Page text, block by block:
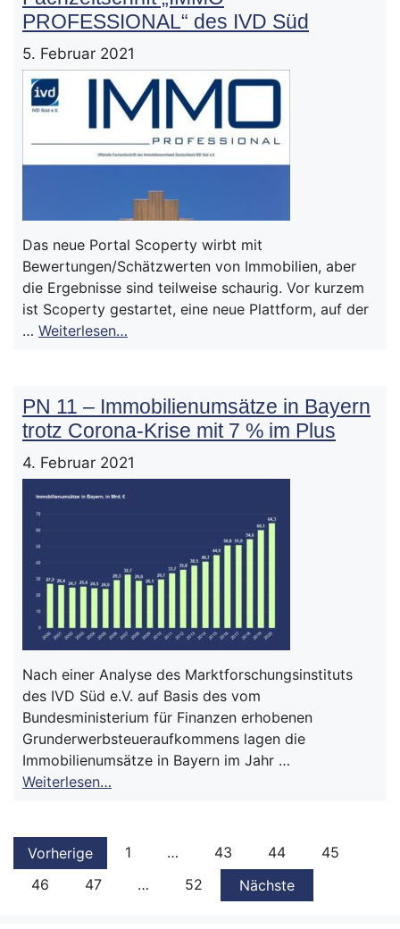
PROFESSIONAL“ des IVD Süd
5. Februar 2021
Das neue Portal Scoperty wirbt mit
Bewertungen/Schätzwerten von Immobilien, aber
die Ergebnisse sind teilweise schaurig. Vor kurzem
ist Scoperty gestartet, eine neue Plattform, auf der
… Weiterlesen…
PN 11 – Immobilienumsätze in Bayern
trotz Corona-Krise mit 7 % im Plus
4. Februar 2021
Nach einer Analyse des Marktforschungsinstituts
des IVD Süd e.V. auf Basis des vom
Bundesministerium für Finanzen erhobenen
Grunderwerbsteueraufkommens lagen die
Immobilienumsätze in Bayern im Jahr …
Weiterlesen…
Vorherige 1 … 43 44
45
46
47 … 52 Nächste